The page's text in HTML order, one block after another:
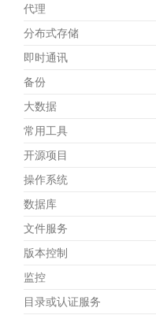
代理
分布式存储
即时通讯
备份
大数据
常用工具
开源项目
操作系统
数据库
文件服务
版本控制
监控
目录或认证服务